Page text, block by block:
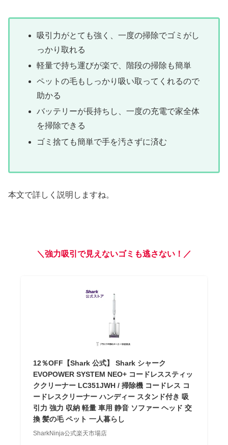
吸引力がとても強く、一度の掃除でゴミがし
っかり取れる
軽量で持ち運びが楽で、階段の掃除も簡単
ペットの毛もしっかり吸い取ってくれるので
助かる
バッテリーが長持ちし、一度の充電で家全体
を掃除できる
ゴミ捨ても簡単で手を汚さずに済む
本文で詳しく説明しますね。
＼強力吸引で見えないゴミも逃さない！／
12％OFF【Shark 公式】 Shark シャーク
EVOPOWER SYSTEM NEO+ コードレススティッ
ククリーナー LC351JWH / 掃除機 コードレス コ
ードレスクリーナー ハンディー スタンド付き 吸
引力 強力 収納 軽量 車用 静音 ソファー ヘッド 交
換 髪の毛 ペット 一人暮らし
SharkNinja公式楽天市場店